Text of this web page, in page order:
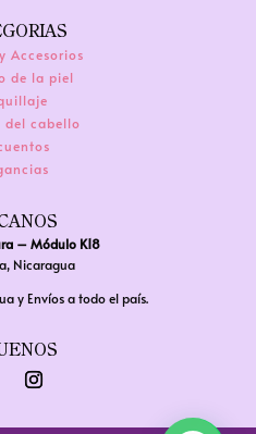
Accesorios
de la piel
del cabello
– Módulo K18
Nicaragua
y Envíos a todo el país.